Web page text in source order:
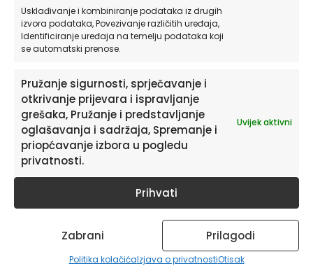
Usklađivanje i kombiniranje podataka iz drugih
izvora podataka, Povezivanje različitih uređaja,
Identificiranje uređaja na temelju podataka koji
se automatski prenose.
Pružanje sigurnosti, sprječavanje i
otkrivanje prijevara i ispravljanje
grešaka, Pružanje i predstavljanje
oglašavanja i sadržaja, Spremanje i
priopćavanje izbora u pogledu
privatnosti.
Uvijek aktivni
Prihvati
Zabrani Prilagodi
Politika kolačićaIzjava o privatnostiOtisak
Centralni poster oslanja se na subtilnost
prozračnih akvarelnih boja i linija koje
stvarajući oblik srca u centru. Taj motiv
srca osnažuje poruku međusobne
povezanosti i privrženosti.
Završni poster “I am yours forever”
okružen sličnim akvarelnim motivima,
stvara obećanje vječnosti. Stilizirani tekst i
nežne boje postera pozivaju na
razmišljanje o dubini i trajnosti ljubavnog
zavjeta, čineći ovaj set savršenim darom ili
umjetničkim djelom za domove gdje se